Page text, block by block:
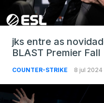
jks entre as
BLAST Premier Fall
COUNTER-STRIKE 8 jul 2024